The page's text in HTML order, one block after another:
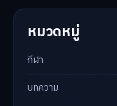
หมวดหมู่
กีฬา
บทความ